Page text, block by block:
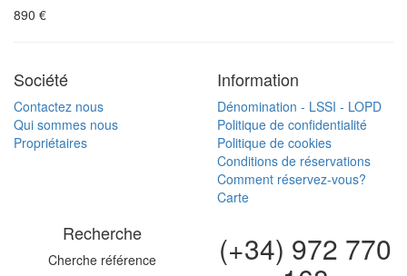
890 €
Société
Contactez nous
Qui sommes nous
Propriétaires
Information
Dénomination - LSSI - LOPD
Politique de confidentialité
Politique de cookies
Conditions de réservations
Comment réservez-vous?
Carte
Recherche
Cherche référence (+34) 972 770